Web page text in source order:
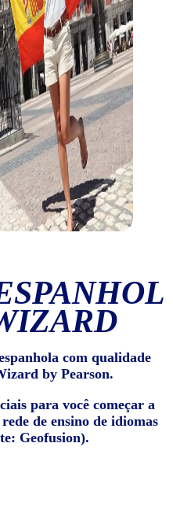
com qualidade
by Pearson.
para você começar a
de ensino de idiomas
Geofusion).